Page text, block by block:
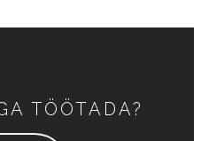
TÖÖTADA?